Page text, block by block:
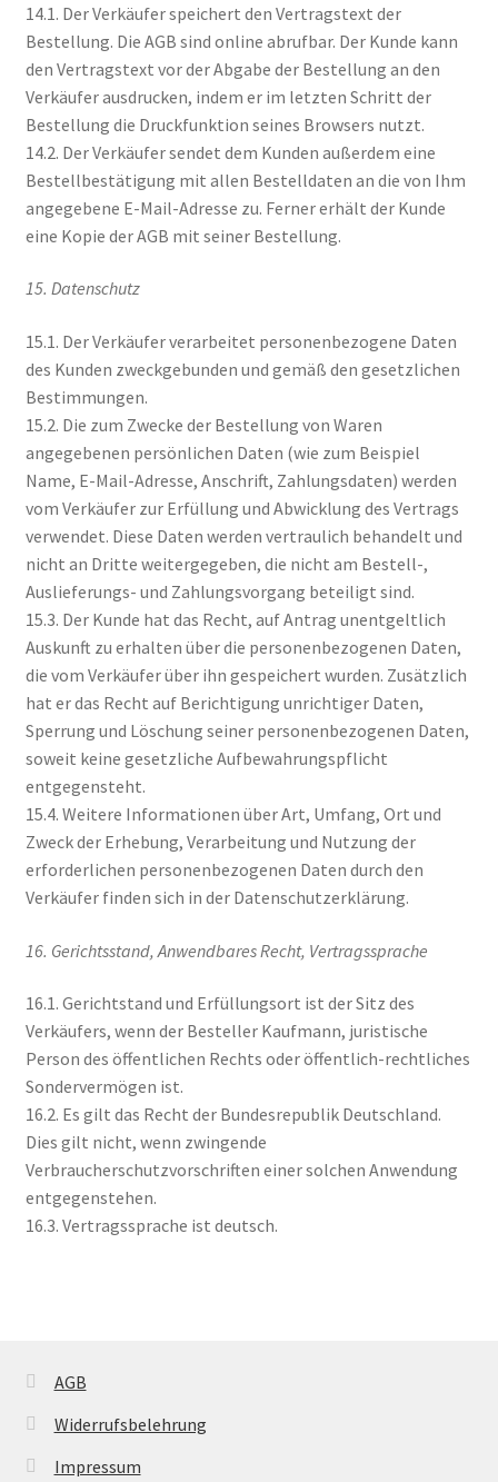
14.1. Der Verkäufer speichert den Vertragstext der
Bestellung. Die AGB sind online abrufbar. Der Kunde kann
den Vertragstext vor der Abgabe der Bestellung an den
Verkäufer ausdrucken, indem er im letzten Schritt der
Bestellung die Druckfunktion seines Browsers nutzt.
14.2. Der Verkäufer sendet dem Kunden außerdem eine
Bestellbestätigung mit allen Bestelldaten an die von Ihm
angegebene E-Mail-Adresse zu. Ferner erhält der Kunde
eine Kopie der AGB mit seiner Bestellung.
15. Datenschutz
15.1. Der Verkäufer verarbeitet personenbezogene Daten
des Kunden zweckgebunden und gemäß den gesetzlichen
Bestimmungen.
15.2. Die zum Zwecke der Bestellung von Waren
angegebenen persönlichen Daten (wie zum Beispiel
Name, E-Mail-Adresse, Anschrift, Zahlungsdaten) werden
vom Verkäufer zur Erfüllung und Abwicklung des Vertrags
verwendet. Diese Daten werden vertraulich behandelt und
nicht an Dritte weitergegeben, die nicht am Bestell-,
Auslieferungs- und Zahlungsvorgang beteiligt sind.
15.3. Der Kunde hat das Recht, auf Antrag unentgeltlich
Auskunft zu erhalten über die personenbezogenen Daten,
die vom Verkäufer über ihn gespeichert wurden. Zusätzlich
hat er das Recht auf Berichtigung unrichtiger Daten,
Sperrung und Löschung seiner personenbezogenen Daten,
soweit keine gesetzliche Aufbewahrungspflicht
entgegensteht.
15.4. Weitere Informationen über Art, Umfang, Ort und
Zweck der Erhebung, Verarbeitung und Nutzung der
erforderlichen personenbezogenen Daten durch den
Verkäufer finden sich in der Datenschutzerklärung.
16. Gerichtsstand, Anwendbares Recht, Vertragssprache
16.1. Gerichtstand und Erfüllungsort ist der Sitz des
Verkäufers, wenn der Besteller Kaufmann, juristische
Person des öffentlichen Rechts oder öffentlich-rechtliches
Sondervermögen ist.
16.2. Es gilt das Recht der Bundesrepublik Deutschland.
Dies gilt nicht, wenn zwingende
Verbraucherschutzvorschriften einer solchen Anwendung
entgegenstehen.
16.3. Vertragssprache ist deutsch.
AGB
Widerrufsbelehrung
Impressum